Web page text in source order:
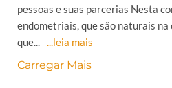
pessoas e suas parcerias Nesta
endometriais, que são naturais
que... ...leia mais
Carregar Mais